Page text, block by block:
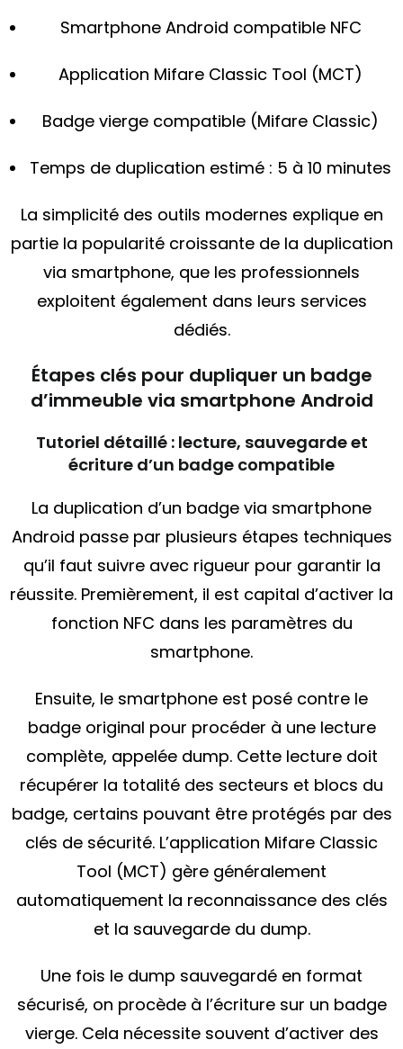
Smartphone Android compatible NFC
Application Mifare Classic Tool (MCT)
Badge vierge compatible (Mifare Classic)
Temps de duplication estimé : 5 à 10 minutes
La simplicité des outils modernes explique en
partie la popularité croissante de la duplication
via smartphone, que les professionnels
exploitent également dans leurs services
dédiés.
Étapes clés pour dupliquer un badge
d’immeuble via smartphone Android
Tutoriel détaillé : lecture, sauvegarde et
écriture d’un badge compatible
La duplication d’un badge via smartphone
Android passe par plusieurs étapes techniques
qu’il faut suivre avec rigueur pour garantir la
réussite. Premièrement, il est capital d’activer la
fonction NFC dans les paramètres du
smartphone.
Ensuite, le smartphone est posé contre le
badge original pour procéder à une lecture
complète, appelée dump. Cette lecture doit
récupérer la totalité des secteurs et blocs du
badge, certains pouvant être protégés par des
clés de sécurité. L’application Mifare Classic
Tool (MCT) gère généralement
automatiquement la reconnaissance des clés
et la sauvegarde du dump.
Une fois le dump sauvegardé en format
sécurisé, on procède à l’écriture sur un badge
vierge. Cela nécessite souvent d’activer des